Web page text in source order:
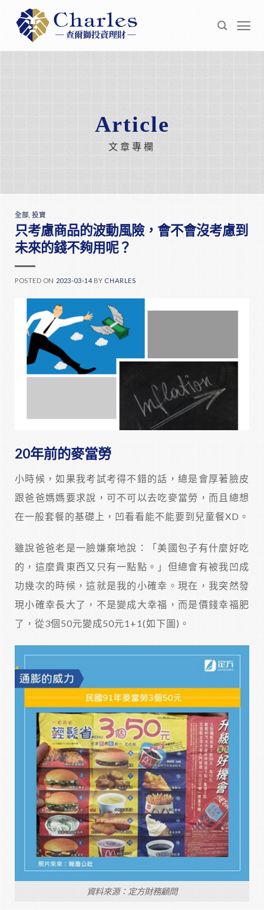
content
Article
文章專欄
全部 ,投資
只考慮商品的波動風險，會不會沒考慮到
未來的錢不夠用呢？
POSTED ON 2023-03-14 BY CHARLES
20年前的麥當勞
小時候，如果我考試考得不錯的話，總是會厚著臉皮
跟爸爸媽媽要求說，可不可以去吃麥當勞，而且總想
在一般套餐的基礎上，凹看看能不能要到兒童餐XD。
雖說爸爸老是一臉嫌棄地說：「美國包子有什麼好吃
的，這麼貴東西又只有一點點。」但總會有被我凹成
功幾次的時候，這就是我的小確幸。現在，我突然發
現小確幸長大了，不是變成大幸福，而是價錢幸福肥
了，從3個50元變成50元1+1(如下圖)。
資料來源：定方財務顧問